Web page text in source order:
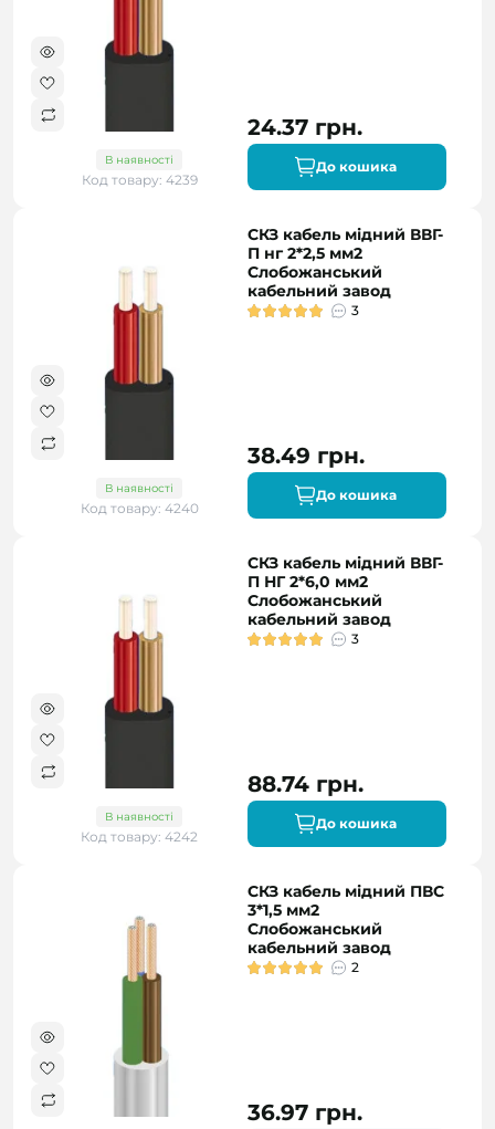
В наявності
Код товару: 4239
24.37 грн.
До кошика
В наявності
Код товару: 4240
СКЗ кабель мідний ВВГ-
П нг 2*2,5 мм2
Слобожанський
кабельний завод
3
38.49 грн.
До кошика
В наявності
Код товару: 4242
СКЗ кабель мідний ВВГ-
П НГ 2*6,0 мм2
Слобожанський
кабельний завод
3
88.74 грн.
До кошика
СКЗ кабель мідний ПВС
3*1,5 мм2
Слобожанський
кабельний завод
2
36.97 грн.